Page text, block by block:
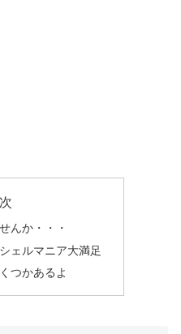
んか・・・
ェルマニア大満足
つかあるよ